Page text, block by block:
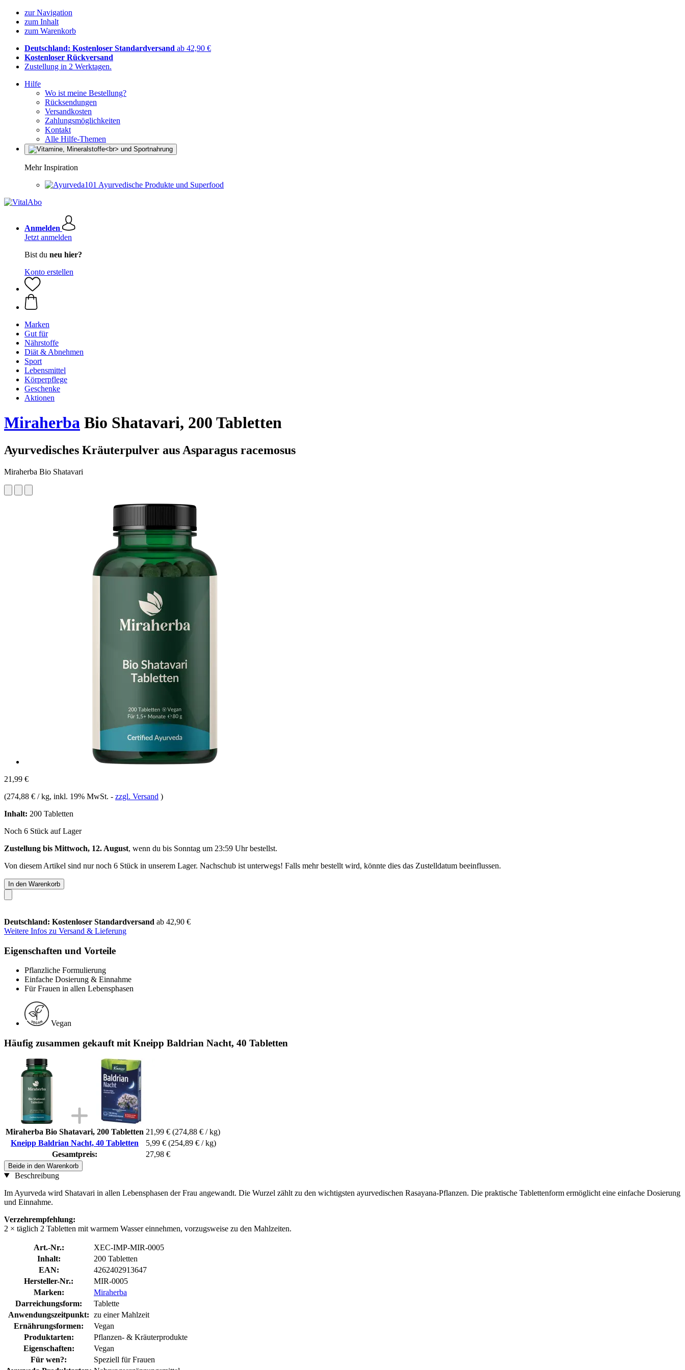
zur Navigation
zum Inhalt
zum Warenkorb
Deutschland: Kostenloser Standardversand ab 42,90 €
Kostenloser Rückversand
Zustellung in 2 Werktagen.
Hilfe
Wo ist meine Bestellung?
Rücksendungen
Versandkosten
Zahlungsmöglichkeiten
Kontakt
Alle Hilfe-Themen
Mehr Inspiration
Ayurvedische Produkte und Superfood
Anmelden
Jetzt anmelden
Bist du neu hier?
Konto erstellen
Marken
Gut für
Nährstoffe
Diät & Abnehmen
Sport
Lebensmittel
Körperpflege
Geschenke
Aktionen
Miraherba Bio Shatavari, 200 Tabletten
Ayurvedisches Kräuterpulver aus Asparagus racemosus
Miraherba Bio Shatavari
21,99 €
(274,88 € / kg, inkl. 19% MwSt. - zzgl. Versand )
Inhalt: 200 Tabletten
Noch 6 Stück auf Lager
Zustellung bis Mittwoch, 12. August, wenn du bis Sonntag um 23:59 Uhrbestellst.
Von diesem Artikel sind nur noch 6 Stück in unserem Lager. Nachschub ist unterwegs! Falls mehr bestellt wird, könnte dies das Zustelldatum beeinflussen.
In den Warenkorb
Deutschland: Kostenloser Standardversand ab 42,90 €
Weitere Infos zu Versand & Lieferung
Eigenschaften und Vorteile
Pflanzliche Formulierung
Einfache Dosierung & Einnahme
Für Frauen in allen Lebensphasen
Vegan
Häufig zusammen gekauft mit Kneipp Baldrian Nacht, 40 Tabletten
Miraherba Bio Shatavari, 200 Tabletten 21,99 € (274,88 € / kg)
Kneipp Baldrian Nacht, 40 Tabletten
5,99 € (254,89 € / kg)
Gesamtpreis:
27,98 €
Beide in den Warenkorb
Beschreibung
Im Ayurveda wird Shatavari in allen Lebensphasen der Frau angewandt. Die Wurzel zählt zu den wichtigsten ayurvedischen Rasayana-Pflanzen. Die praktische Tablettenform ermöglicht eine einfache Dosierung
und Einnahme.
Verzehrempfehlung:
2 × täglich 2 Tabletten mit warmem Wasser einnehmen, vorzugsweise zu den Mahlzeiten.
Art.-Nr.:
XEC-IMP-MIR-0005
Inhalt:
200 Tabletten
EAN:
4262402913647
Hersteller-Nr.:
MIR-0005
Marken:
Miraherba
Darreichungsform:
Tablette
Anwendungszeitpunkt: zu einer Mahlzeit
Ernährungsformen:
Vegan
Produktarten:
Pflanzen- & Kräuterprodukte
Eigenschaften:
Vegan
Für wen?:
Speziell für Frauen